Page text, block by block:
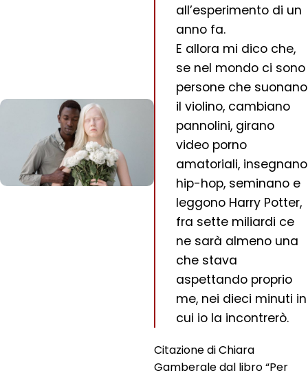
all’esperimento di un
anno fa.
E allora mi dico che,
se nel mondo ci sono
persone che suonano
il violino, cambiano
pannolini, girano
video porno
amatoriali, insegnano
hip-hop, seminano e
leggono Harry Potter,
fra sette miliardi ce
ne sarà almeno una
che stava
aspettando proprio
me, nei dieci minuti in
cui io la incontrerò.
Citazione di Chiara
Gamberale dal libro “Per